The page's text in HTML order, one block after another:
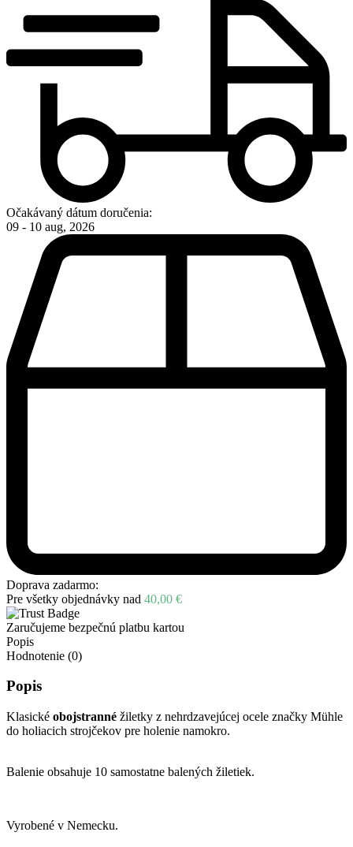
Očakávaný dátum doručenia:
09 - 10 aug, 2026
Doprava zadarmo:
Pre všetky objednávky nad 40,00 €
Zaručujeme bezpečnú platbu kartou
Popis
Hodnotenie (0)
Popis
Klasické obojstranné žiletky z nehrdzavejúcej ocele značky Mühle
do holiacich strojčekov pre holenie namokro.
Balenie obsahuje 10 samostatne balených žiletiek.
Vyrobené v Nemecku.